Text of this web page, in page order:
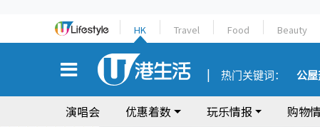
HK Travel Food Beauty
热门关键词： 公屋
演唱会 优惠着数 玩乐情报 购物